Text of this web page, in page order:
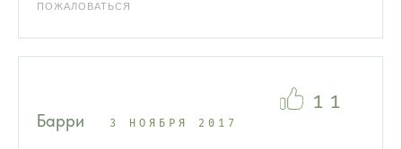
ПОЖАЛОВАТЬСЯ
Барри 3 НОЯБРЯ 2017
11